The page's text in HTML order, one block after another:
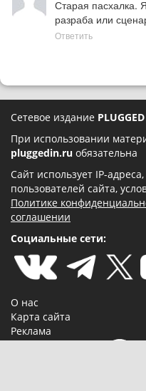
Старая пасхалка.
разраба или
Ответить
Сетевое издание
При использовании
pluggedin.ru обязательна
Сайт использует IP-
пользователей сайта,
Политике
соглашении
Социальные сети:
О нас
Карта сайта
Реклама